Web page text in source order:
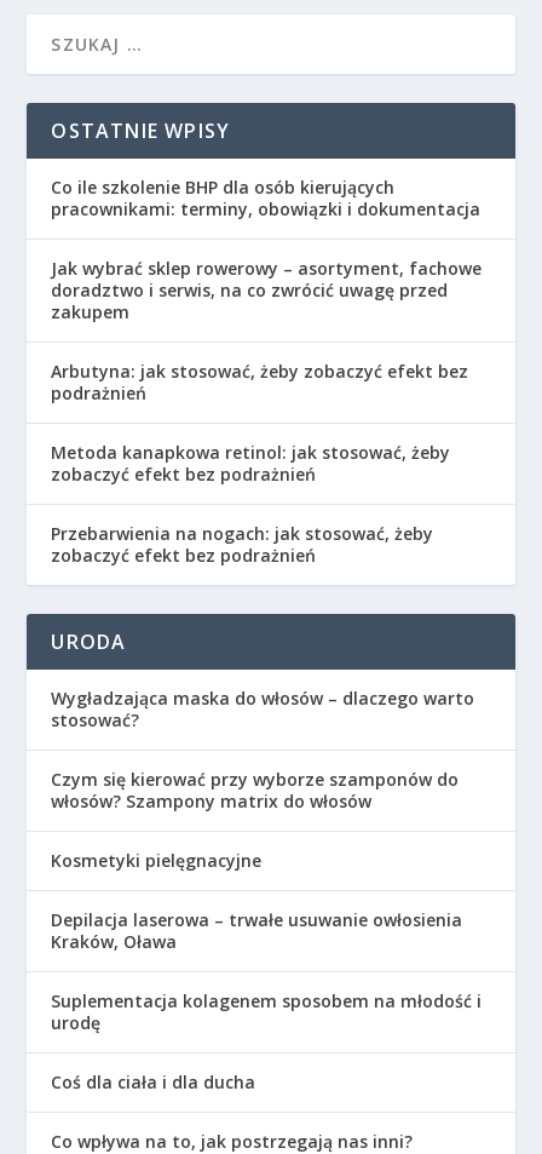
OSTATNIE WPISY
Co ile szkolenie BHP dla osób kierujących
pracownikami: terminy, obowiązki i dokumentacja
Jak wybrać sklep rowerowy – asortyment, fachowe
doradztwo i serwis, na co zwrócić uwagę przed
zakupem
Arbutyna: jak stosować, żeby zobaczyć efekt bez
podrażnień
Metoda kanapkowa retinol: jak stosować, żeby
zobaczyć efekt bez podrażnień
Przebarwienia na nogach: jak stosować, żeby
zobaczyć efekt bez podrażnień
URODA
Wygładzająca maska do włosów – dlaczego warto
stosować?
Czym się kierować przy wyborze szamponów do
włosów? Szampony matrix do włosów
Kosmetyki pielęgnacyjne
Depilacja laserowa – trwałe usuwanie owłosienia
Kraków, Oława
Suplementacja kolagenem sposobem na młodość i
urodę
Coś dla ciała i dla ducha
Co wpływa na to, jak postrzegają nas inni?